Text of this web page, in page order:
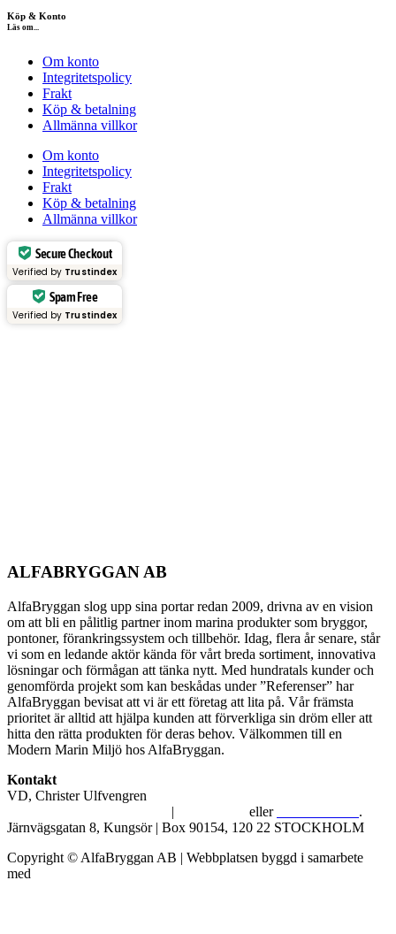
Köp & Konto
Läs om...
Om konto
Integritetspolicy
Frakt
Köp & betalning
Allmänna villkor
Om konto
Integritetspolicy
Frakt
Köp & betalning
Allmänna villkor
Secure Checkout
Verified by Trustindex
Spam Free
Verified by Trustindex
ALFABRYGGAN AB
AlfaBryggan slog upp sina portar redan 2009, drivna av en vision
om att bli en pålitlig partner inom marina produkter som bryggor,
pontoner, förankringssystem och tillbehör. Idag, flera år senare, står
vi som en ledande aktör kända för vårt breda sortiment, innovativa
lösningar och förmågan att tänka nytt. Med hundratals kunder och
genomförda projekt som kan beskådas under ”Referenser” har
AlfaBryggan bevisat att vi är ett företag att lita på. Vår främsta
prioritet är alltid att hjälpa kunden att förverkliga sin dröm eller att
hitta den rätta produkten för deras behov. Välkommen till en
Modern Marin Miljö hos AlfaBryggan.
Kontakt
VD, Christer Ulfvengren
| eller
.
Järnvägsgatan 8, Kungsör | Box 90154, 120 22 STOCKHOLM
Copyright © AlfaBryggan AB | Webbplatsen byggd i samarbete
med